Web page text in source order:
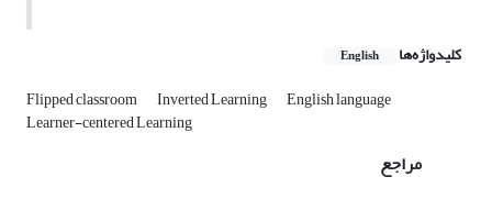
کلیدواژه‌ها English
Flipped classroom Inverted Learning English language
Learner-centered Learning
مراجع